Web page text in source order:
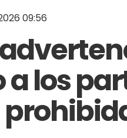
09:56
a los